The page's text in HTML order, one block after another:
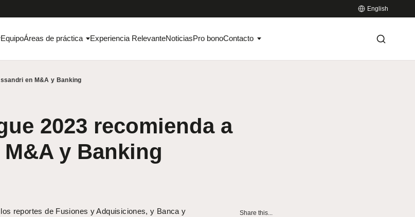
English
EquipoÁreas de práctica Experiencia RelevanteNoticiasPro bonoContacto
en M&A y Banking
2023 recomienda a
y Banking
reportes de Fusiones y Adquisiciones, y Banca y
Share this...